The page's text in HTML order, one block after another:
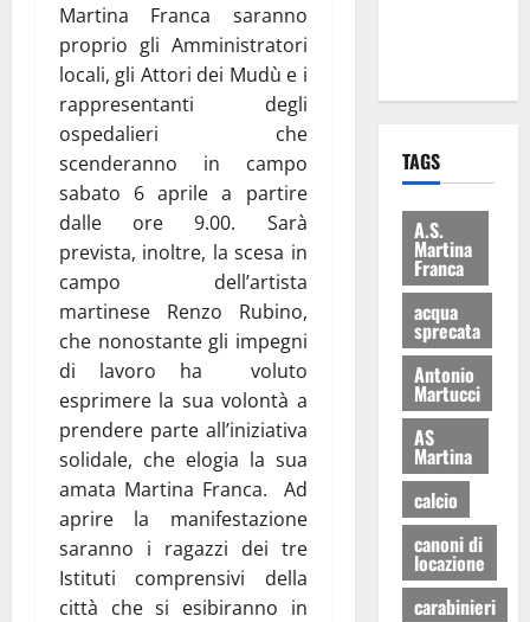
Martina Franca saranno
proprio gli Amministratori
locali, gli Attori dei Mudù e i
rappresentanti degli
ospedalieri che
scenderanno in campo
sabato 6 aprile a partire
dalle ore 9.00. Sarà
prevista, inoltre, la scesa in
campo dell’artista
martinese Renzo Rubino,
che nonostante gli impegni
di lavoro ha voluto
esprimere la sua volontà a
prendere parte all’iniziativa
solidale, che elogia la sua
amata Martina Franca. Ad
aprire la manifestazione
saranno i ragazzi dei tre
Istituti comprensivi della
città che si esibiranno in
TAGS
A.S.
Martina
Franca
acqua
sprecata
Antonio
Martucci
AS
Martina
calcio
canoni di
locazione
carabinieri